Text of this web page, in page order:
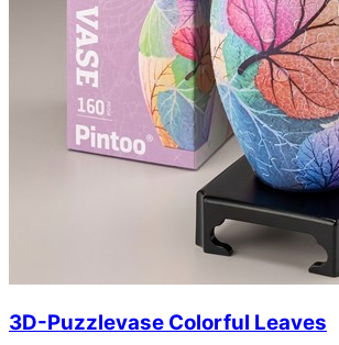
3D-Puzzlevase Colorful Leaves